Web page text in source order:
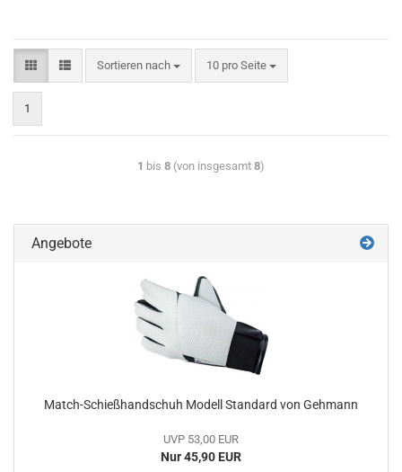
Sortieren nach 10 pro Seite
1
1 bis 8 (von insgesamt 8)
Angebote
Match-Schießhandschuh Modell Standard von Gehmann
UVP 53,00 EUR
Nur 45,90 EUR